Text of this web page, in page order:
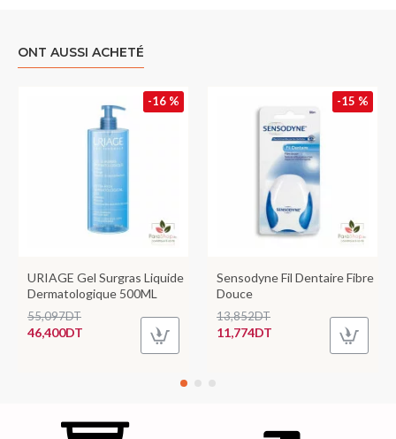
ONT AUSSI ACHETÉ
-16 %
URIAGE Gel Surgras Liquide
Dermatologique 500ML
46,400DT
55,097DT
-15 %
Sensodyne Fil Dentaire Fibre
Douce
11,774DT
13,852DT